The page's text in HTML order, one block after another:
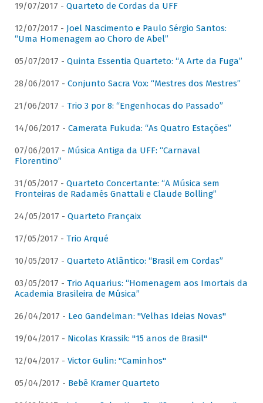
19/07/2017 - Quarteto de Cordas da UFF
12/07/2017 - Joel Nascimento e Paulo Sérgio Santos:
“Uma Homenagem ao Choro de Abel”
05/07/2017 - Quinta Essentia Quarteto: “A Arte da Fuga”
28/06/2017 - Conjunto Sacra Vox: “Mestres dos Mestres”
21/06/2017 - Trio 3 por 8: “Engenhocas do Passado”
14/06/2017 - Camerata Fukuda: “As Quatro Estações”
07/06/2017 - Música Antiga da UFF: “Carnaval
Florentino”
31/05/2017 - Quarteto Concertante: “A Música sem
Fronteiras de Radamés Gnattali e Claude Bolling”
24/05/2017 - Quarteto Françaix
17/05/2017 - Trio Arqué
10/05/2017 - Quarteto Atlântico: “Brasil em Cordas”
03/05/2017 - Trio Aquarius: “Homenagem aos Imortais da
Academia Brasileira de Música”
26/04/2017 - Leo Gandelman: "Velhas Ideias Novas"
19/04/2017 - Nicolas Krassik: "15 anos de Brasil"
12/04/2017 - Victor Gulin: "Caminhos"
05/04/2017 - Bebê Kramer Quarteto